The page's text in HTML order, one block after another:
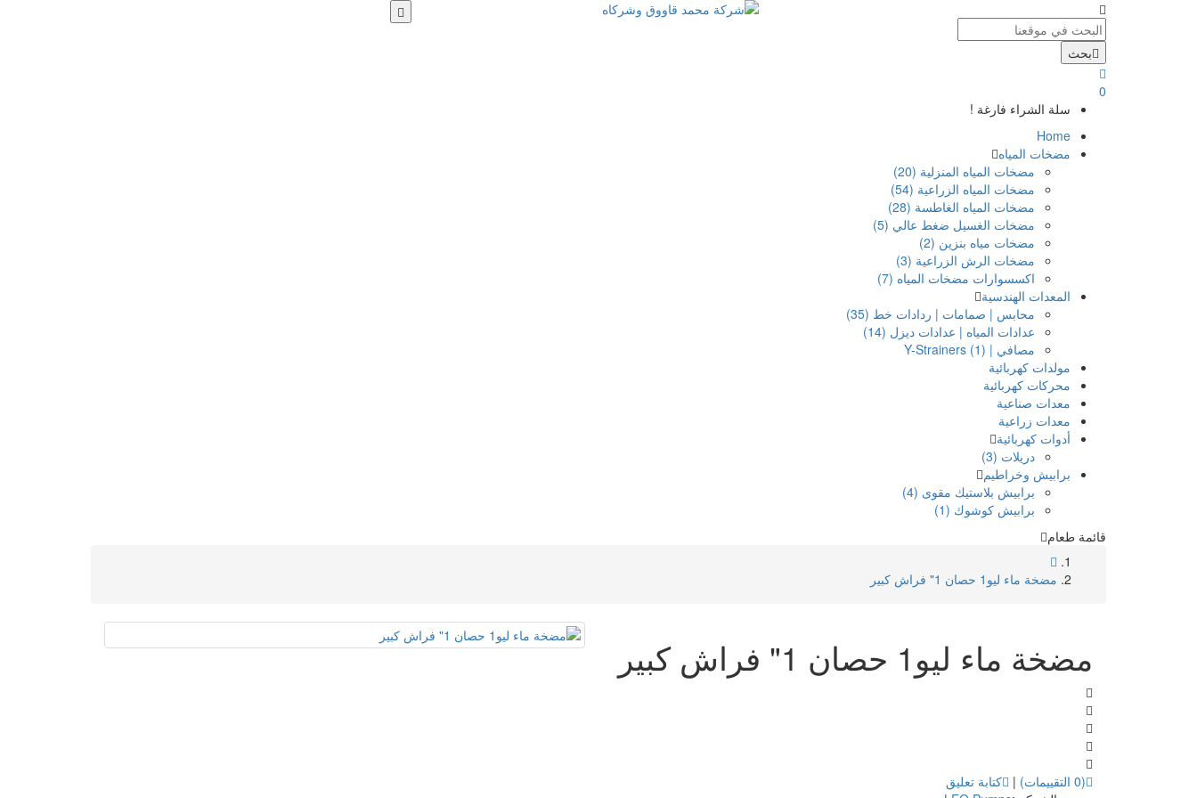
بحث
0
سلة الشراء فارغة !
Home
مضخات المياه
مضخات المياه المنزلية (20)
مضخات المياه الزراعية (54)
مضخات المياه الغاطسة (28)
مضخات الغسيل ضغط عالي (5)
مضخات مياه بنزين (2)
مضخات الرش الزراعية (3)
اكسسوارات مضخات المياه (7)
المعدات الهندسية
محابس | صمامات | ردادات خط (35)
عدادات المياه | عدادات ديزل (14)
مصافي | Y-Strainers (1)
مولدات كهربائية
محركات كهربائية
معدات صناعية
معدات زراعية
أدوات كهربائية
دريلات (3)
برابيش وخراطيم
برابيش بلاستيك مقوى (4)
برابيش كوشوك (1)
قائمة طعام
مضخة ماء ليو1 حصان 1" فراش كبير
مضخة ماء ليو1 حصان 1" فراش كبير
(0 التقييمات) |
كتابة تعليق